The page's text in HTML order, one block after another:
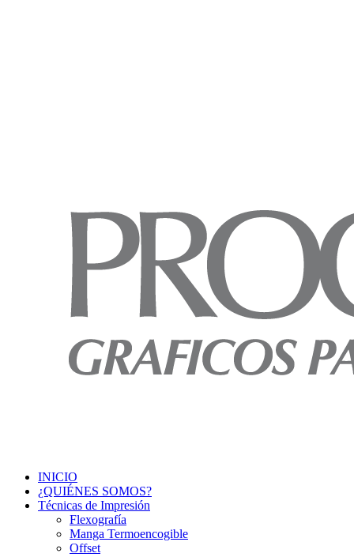
INICIO
¿QUIÉNES SOMOS?
Técnicas de Impresión
Flexografía
Manga Termoencogible
Offset